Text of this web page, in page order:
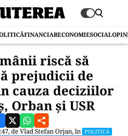
FINANCIARECONOMIESOCIAL
riscă să
prejudicii de
cauza deciziilor
Orban și USR
deVlad Stefan Orjan, în POLITICĂ